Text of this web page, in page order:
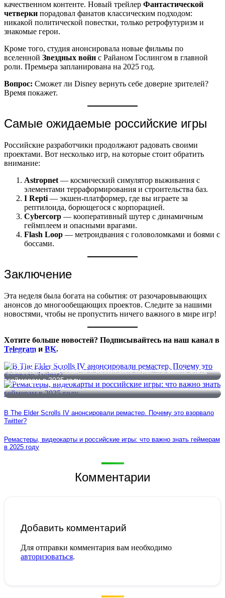
качественном контенте. Новый трейлер Фантастической
четверки порадовал фанатов классическим подходом:
никакой политической повестки, только ретрофутуризм и
знакомые герои.
Кроме того, студия анонсировала новые фильмы по
вселенной Звездных войн с Райаном Гослингом в главной
роли. Премьера запланирована на 2025 год.
Вопрос: Сможет ли Disney вернуть себе доверие зрителей?
Время покажет.
Самые ожидаемые российские игры
Российские разработчики продолжают радовать своими
проектами. Вот несколько игр, на которые стоит обратить
внимание:
Astropnet — космический симулятор выживания с
элементами терраформирования и строительства баз.
I Repti — экшен-платформер, где вы играете за
рептилоида, борющегося с корпорацией.
Cybercorp — кооперативный шутер с динамичным
геймплеем и опасными врагами.
Flash Loop — метроидвания с головоломками и боями с
боссами.
Заключение
Эта неделя была богата на события: от разочаровывающих
анонсов до многообещающих проектов. Следите за нашими
новостями, чтобы не пропустить ничего важного в мире игр!
Хотите больше новостей? Подписывайтесь на наш канал в
Telegram и ВК.
В The Elder Scrolls IV анонсировали ремастер. Почему это
взорвало Twitter?
Ремастеры, видеокарты и российские игры: что важно знать
геймерам в 2025 году
В The Elder Scrolls IV анонсировали ремастер. Почему это взорвало
Twitter?
Ремастеры, видеокарты и российские игры: что важно знать геймерам
в 2025 году
Комментарии
Добавить комментарий
Для отправки комментария вам необходимо
авторизоваться.